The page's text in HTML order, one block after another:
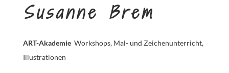
Susanne Brem
ART-Akademie Workshops, Mal- und Zeichenunterricht,
Illustrationen